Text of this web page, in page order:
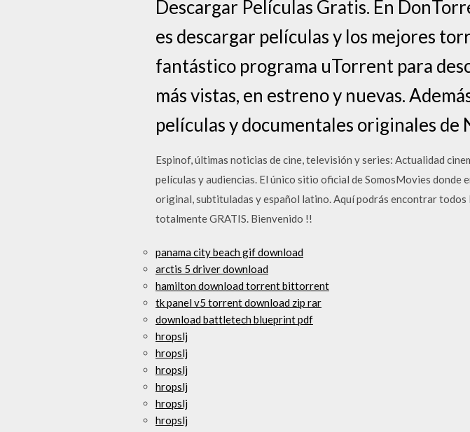
Descargar Películas Gratis. En
es descargar películas y los mejores
fantástico programa uTorrent para
más vistas, en estreno y nuevas.
películas y documentales originales
Espinof, últimas noticias de cine, televisión y series: Actualidad
películas y audiencias. El único sitio oficial de SomosMovies donde
original, subtituladas y español latino. Aquí podrás encontrar todos
totalmente GRATIS. Bienvenido !!
panama city beach gif download
arctis 5 driver download
hamilton download torrent bittorrent
tk panel v5 torrent download zip rar
download battletech blueprint pdf
hropslj
hropslj
hropslj
hropslj
hropslj
hropslj